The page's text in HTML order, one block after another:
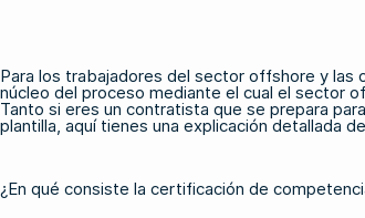
Para los trabajadores del sector offshore y las
núcleo del proceso mediante el cual el sector
Tanto si eres un contratista que se prepara
plantilla, aquí tienes una explicación detallada
¿En qué consiste la certificación de